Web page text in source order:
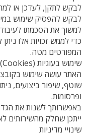
לבקש לתקן, לעדכן או
לבקש להפסיק שימוש
למשוך את הסכמתו
כדי לממש זכויות אלו
המפורטים מטה.
שימוש בעוגיות (Cookies)
האתר עושה שימוש בקובצי
שוטף, שיפור ביצועים,
ופרסומות.
באפשרותך לשנות את
ייתכן שחלק מהשירותים
שינויי מדיניות